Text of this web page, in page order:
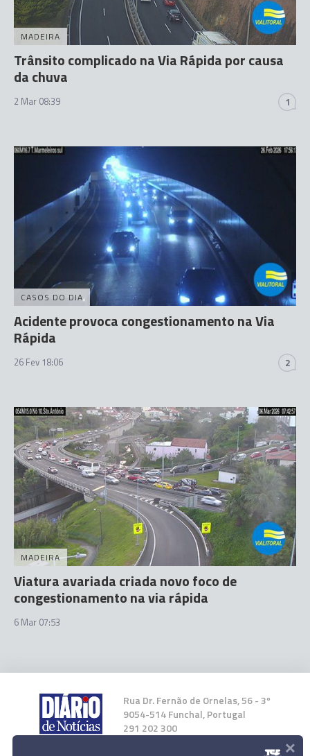
MADEIRA
Trânsito complicado na Via Rápida por causa
da chuva
2 Mar 08:39 1
CASOS DO DIA
Acidente provoca congestionamento na Via
Rápida
26 Fev 18:06 2
MADEIRA
Viatura avariada criada novo foco de
congestionamento na via rápida
6 Mar 07:53
Rua Dr. Fernão de Ornelas, 56 - 3º
9054-514 Funchal, Portugal
291 202 300
×